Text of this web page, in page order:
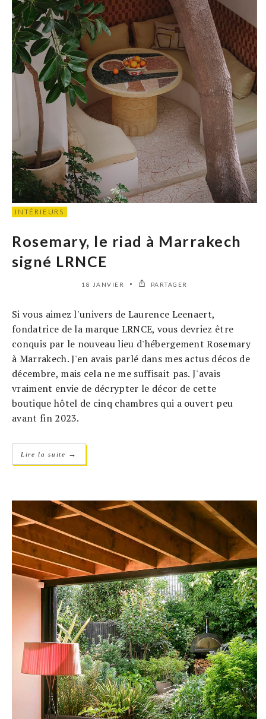
INTÉRIEURS
Rosemary, le riad à Marrakech
signé LRNCE
18 JANVIER PARTAGER
Si vous aimez l'univers de Laurence Leenaert,
fondatrice de la marque LRNCE, vous devriez être
conquis par le nouveau lieu d'hébergement Rosemary
à Marrakech. J'en avais parlé dans mes actus décos de
décembre, mais cela ne me suffisait pas. J'avais
vraiment envie de décrypter le décor de cette
boutique hôtel de cinq chambres qui a ouvert peu
avant fin 2023.
Lire la suite →